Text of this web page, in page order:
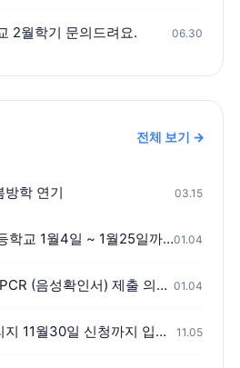
2월학기 문의드려요. 06.30
전체 보기 →
방학 연기 03.15
온타리오 주 고등학교 1월4일 ~ 1월25일까지 온라인 수업01.04
캐나다 입국 시 PCR (음성확인서) 제출 의무화 시행 01.04
나이아가라 컬리지 11월30일 신청까지 입학신청금 면제 11.05